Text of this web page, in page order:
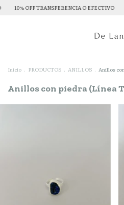
O EFECTIVO 10% OFF
Inicio . PRODUCTOS . ANILLOS . Anillos
Anillos con piedra (Línea